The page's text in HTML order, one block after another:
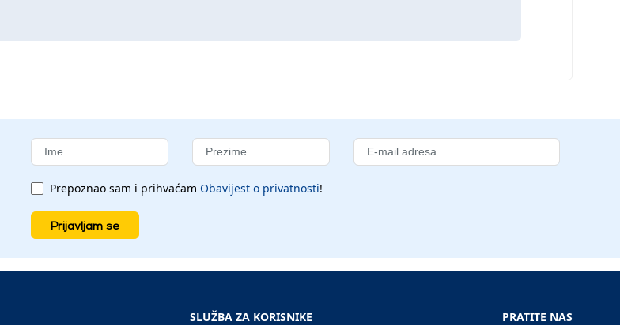
Prepoznao sam i prihvaćam Obavijest o privatnosti!
Prijavljam se
SLUŽBA ZA KORISNIKE
PRATITE NAS